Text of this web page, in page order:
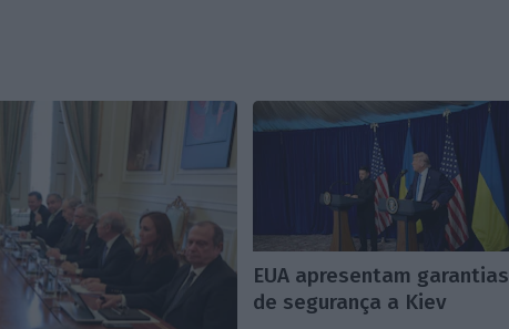
EUA apresentam garantias
de segurança a Kiev